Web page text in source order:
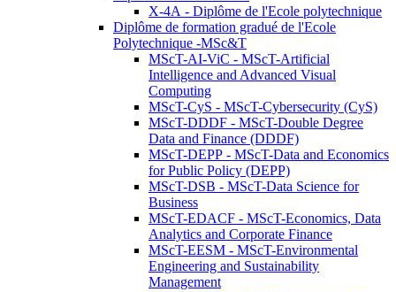
X-4A - Diplôme de l'Ecole polytechnique
Diplôme de formation gradué de l'Ecole
Polytechnique -MSc&T
MScT-AI-ViC - MScT-Artificial
Intelligence and Advanced Visual
Computing
MScT-CyS - MScT-Cybersecurity (CyS)
MScT-DDDF - MScT-Double Degree
Data and Finance (DDDF)
MScT-DEPP - MScT-Data and Economics
for Public Policy (DEPP)
MScT-DSB - MScT-Data Science for
Business
MScT-EDACF - MScT-Economics, Data
Analytics and Corporate Finance
MScT-EESM - MScT-Environmental
Engineering and Sustainability
Management